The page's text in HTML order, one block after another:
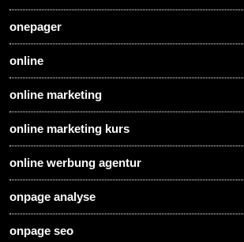
onepager
online
online marketing
online marketing kurs
online werbung agentur
onpage analyse
onpage seo